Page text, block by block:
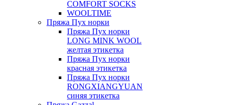
COMFORT SOCKS
WOOLTIME
Пряжа Пух норки
Пряжа Пух норки
LONG MINK WOOL
желтая этикетка
Пряжа Пух норки
красная этикетка
Пряжа Пух норки
RONGXIANGYUAN
синяя этикетка